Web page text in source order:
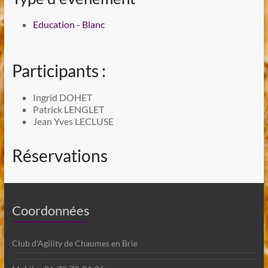
Education - Blanc
Participants :
Ingrid DOHET
Patrick LENGLET
Jean Yves LECLUSE
Réservations
Coordonnées
Club d'Agility de Chaumes en Brie